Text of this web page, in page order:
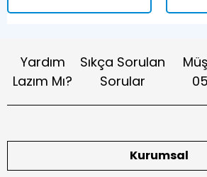
Yardım
Lazım Mı?
Sıkça Sorulan
Sorular
Kurumsal